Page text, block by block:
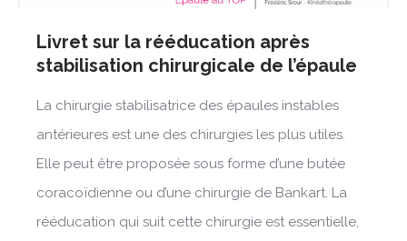
Livret sur la rééducation après
stabilisation chirurgicale de l’épaule
La chirurgie stabilisatrice des épaules instables
antérieures est une des chirurgies les plus utiles.
Elle peut être proposée sous forme d’une butée
coracoïdienne ou d’une chirurgie de Bankart. La
rééducation qui suit cette chirurgie est essentielle,